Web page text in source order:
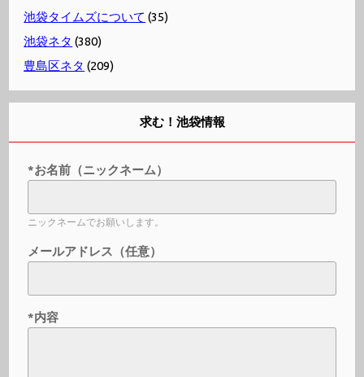
池袋タイムズについて (35)
池袋ネタ (380)
豊島区ネタ (209)
求む！池袋情報
*お名前（ニックネーム）
ニックネームでお願いします。
メールアドレス（任意）
*内容